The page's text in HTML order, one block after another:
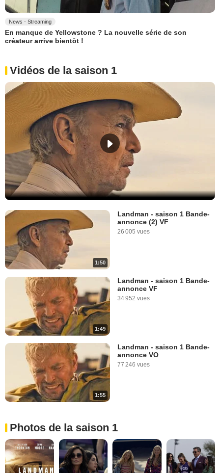
News - Streaming
En manque de Yellowstone ? La nouvelle série de son
créateur arrive bientôt !
Vidéos de la saison 1
1:50
Landman - saison 1 Bande-
annonce (2) VF
26 005 vues
1:49
Landman - saison 1 Bande-
annonce VF
34 952 vues
1:55
Landman - saison 1 Bande-
annonce VO
77 246 vues
Photos de la saison 1